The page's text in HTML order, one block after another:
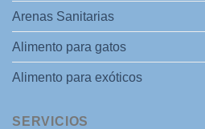
Arenas Sanitarias
Alimento para gatos
Alimento para exóticos
SERVICIOS